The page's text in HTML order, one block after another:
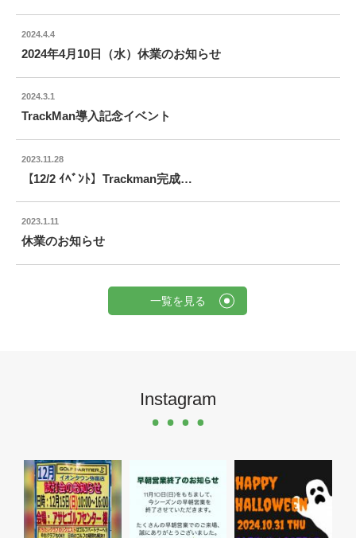
2024.4.4
2024年4月10日（水）休業のお知らせ
2024.3.1
TrackMan導入記念イベント
2023.11.28
【12/2 ｲﾍﾞﾝﾄ】Trackman完成…
2023.1.11
休業のお知らせ
一覧を見る
Instagram